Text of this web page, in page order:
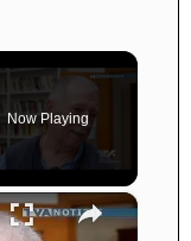
Now Playing
×